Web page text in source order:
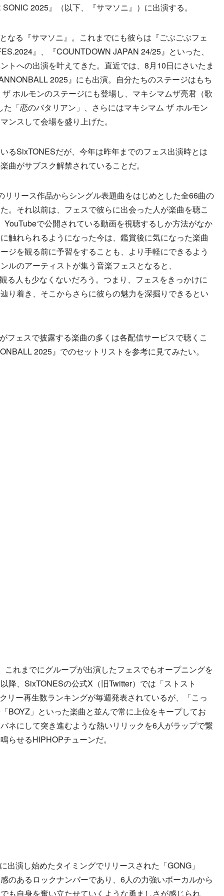
2025』（以下、『サマソニ』）に出演する。
る『サマソニ』。これまでにも彼らは『ごぶごぶフェ
』、『COUNTDOWN JAPAN 24/25』といった、
トへの出演を叶えてきた。直近では、8月10日にさいたま
2025』にも出演。自分たちのステージはもち
ホルモンのステージにも登場し、マキシマムザ亮君（歌
「恋のバタリアン」、さらにはマキシマム ザ ホルモン
ンスして会場を盛り上げた。
SixTONESだが、今年は昨年までのフェス出演時とは
曲がサブスク解禁されていることだ。
リース作品からシングル表題曲をはじめとした全66曲の
。それ以前は、フェスで彼らに出会った人が楽曲を聴こ
で公開されている動画を視聴するしか方法がなか
触れられるようになった今は、鑑賞後に気になった楽曲
ジを観る前に予習をすることも、より手軽にできるよう
ルのアーティストが集う音楽フェスとなると、
る人も少なくないだろう。つまり、フェスをきっかけに
り着き、そこからさらに彼らの魅力を深掘りできるとい
ェスで披露する楽曲の多くは各配信サービスで聴くこ
2025』でのセットリストを参考に見てみたい。
れまでにグループが出演したフェスでもオープニングを
降、SixTONESの公式X（旧Twitter）では「ストスト
リー再生数ランキングが毎週発表されているが、「こっ
BOYZ」といった楽曲と並んで常に上位をキープしてお
ネにして突き進むような熱いリリックを6人がラップで繋
らせるHIPHOPチューンだ。
演し始めたタイミングでリリースされた「GONG」
のあるロックナンバーであり、6人の力強いボーカルから
も自身を奮い立たせていくような勇ましさが感じられ